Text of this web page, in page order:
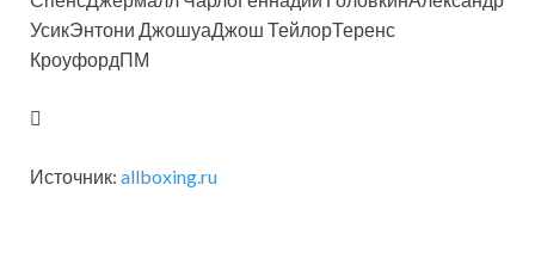
УсикЭнтони ДжошуаДжош ТейлорТеренс
КроуфордПМ
Источник: allboxing.ru